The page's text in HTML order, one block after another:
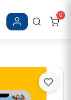
登入/註冊
0